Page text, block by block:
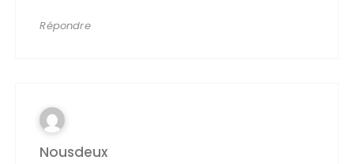
Répondre
Nousdeux